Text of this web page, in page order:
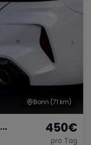
Bonn (71 km)
450€
pro Tag